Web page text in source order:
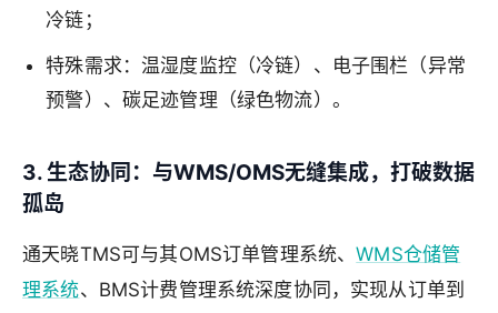
冷链；
特殊需求：温湿度监控（冷链）、电子围栏（异常
预警）、碳足迹管理（绿色物流）。
3. 生态协同：与WMS/OMS无缝集成，打破数据
孤岛
通天晓TMS可与其OMS订单管理系统、WMS仓储管
理系统、BMS计费管理系统深度协同，实现从订单到